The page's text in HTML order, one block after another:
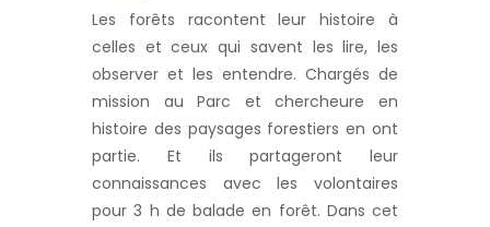
Les forêts racontent leur histoire à
celles et ceux qui savent les lire, les
observer et les entendre. Chargés de
mission au Parc et chercheure en
histoire des paysages forestiers en ont
partie. Et ils partageront leur
connaissances avec les volontaires
pour 3 h de balade en forêt. Dans cet